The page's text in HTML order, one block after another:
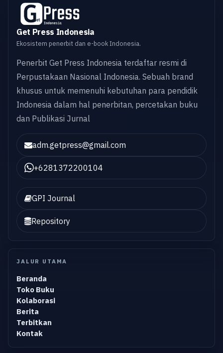
Get Press Indonesia
Ekosistem penerbit dan e-book Indonesia.
Penerbit Get Press Indonesia terdaftar resmi di
Perpustakaan Nasional Indonesia. Sebuah brand
khusus untuk memenuhi kebutuhan para pendidik
Indonesia dalam hal penerbitan, percetakan buku
dan Publikasi Jurnal
adm.getpress@gmail.com
+6281372200104
GPI Journal
Repository
JALUR UTAMA
Beranda
Toko Buku
Kolaborasi
Berita
Terbitkan
Kontak